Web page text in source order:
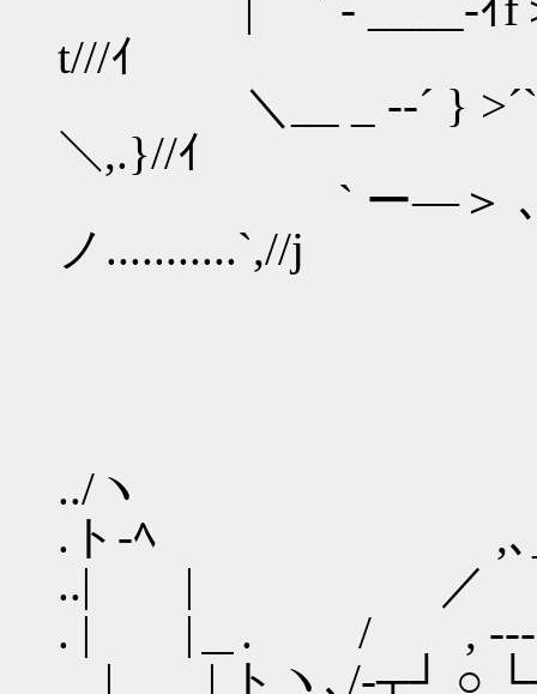
t///ｲ
＼__ _ --´ }
＼,.}//ｲ
` ー―＞ ､__/
ノ...........`,//j
../ヽ
.ト-ﾍ ,､__,
..| | ／
. | |＿. / , ---
| | トヽ､/‐┬┘ ○